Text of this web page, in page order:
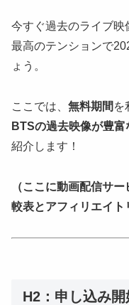
今すぐ過去のライブ映
最高のテンションで
ょう。
ここでは、 無料期間 を
BTSの過去映像が豊
紹介します！
（ここに動画配信サ
較表とアフィリエイト
H2：申し込み